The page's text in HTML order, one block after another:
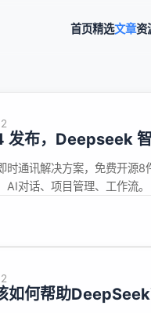
首页精选文章资
发布，Deepseek
时通讯解决方案，免费开源
AI对话、项目管理、工作流
致功能描述可能不符，以最
如何帮助